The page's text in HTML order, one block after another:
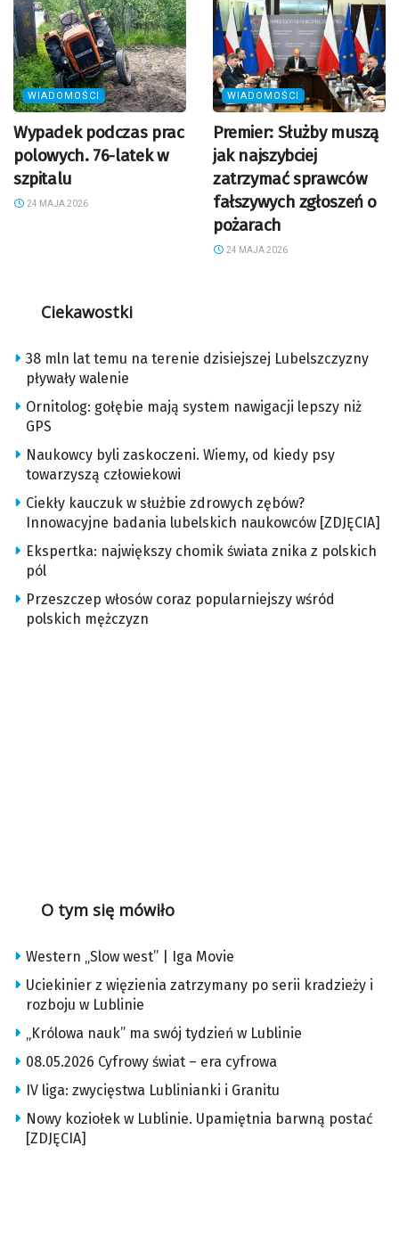
WIADOMOŚCI
Wypadek podczas prac
polowych. 76-latek w
szpitalu
24 MAJA 2026
WIADOMOŚCI
Premier: Służby muszą
jak najszybciej
zatrzymać sprawców
fałszywych zgłoszeń o
pożarach
24 MAJA 2026
Ciekawostki
38 mln lat temu na terenie dzisiejszej Lubelszczyzny
pływały walenie
Ornitolog: gołębie mają system nawigacji lepszy niż
GPS
Naukowcy byli zaskoczeni. Wiemy, od kiedy psy
towarzyszą człowiekowi
Ciekły kauczuk w służbie zdrowych zębów?
Innowacyjne badania lubelskich naukowców [ZDJĘCIA]
Ekspertka: największy chomik świata znika z polskich
pól
Przeszczep włosów coraz popularniejszy wśród
polskich mężczyzn
O tym się mówiło
Western „Slow west” | Iga Movie
Uciekinier z więzienia zatrzymany po serii kradzieży i
rozboju w Lublinie
„Królowa nauk” ma swój tydzień w Lublinie
08.05.2026 Cyfrowy świat – era cyfrowa
IV liga: zwycięstwa Lublinianki i Granitu
Nowy koziołek w Lublinie. Upamiętnia barwną postać
[ZDJĘCIA]